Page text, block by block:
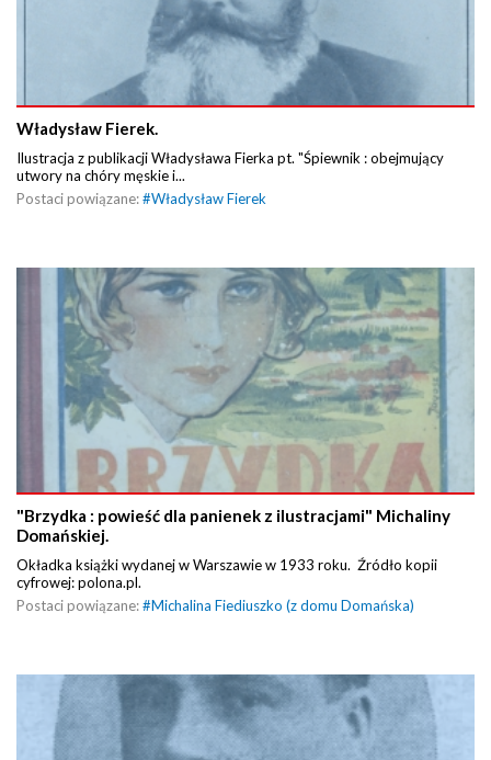
Władysław Fierek.
Ilustracja z publikacji Władysława Fierka pt. "Śpiewnik : obejmujący
utwory na chóry męskie i...
Postaci powiązane:#Władysław Fierek
"Brzydka : powieść dla panienek z ilustracjami" Michaliny
Domańskiej.
Okładka książki wydanej w Warszawie w 1933 roku. Źródło kopii
cyfrowej: polona.pl.
Postaci powiązane:#Michalina Fiediuszko (z domu Domańska)